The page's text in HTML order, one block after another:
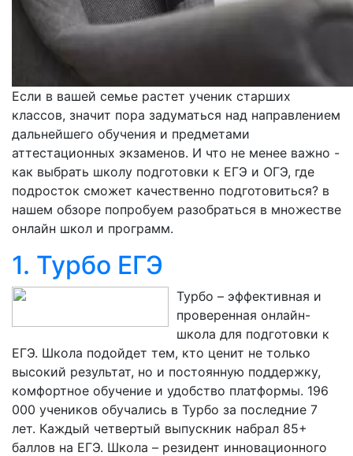
Если в вашей семье растет ученик старших
классов, значит пора задуматься над направлением
дальнейшего обучения и предметами
аттестационных экзаменов. И что не менее важно -
как выбрать школу подготовки к ЕГЭ и ОГЭ, где
подросток сможет качественно подготовиться? в
нашем обзоре попробуем разобраться в множестве
онлайн школ и программ.
1. Турбо ЕГЭ
Турбо – эффективная и
проверенная онлайн-
школа для подготовки к
ЕГЭ. Школа подойдет тем, кто ценит не только
высокий результат, но и постоянную поддержку,
комфортное обучение и удобство платформы. 196
000 учеников обучались в Турбо за последние 7
лет. Каждый четвертый выпускник набрал 85+
баллов на ЕГЭ. Школа – резидент инновационного